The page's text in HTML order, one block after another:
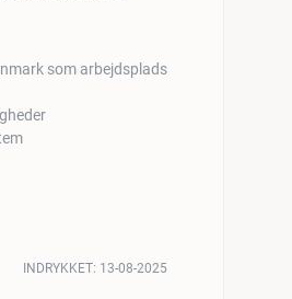
INDRYKKET: 13-08-2025